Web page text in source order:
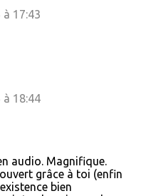
17:43
à 18:44
audio. Magnifique.
grâce à toi (enfin
bien